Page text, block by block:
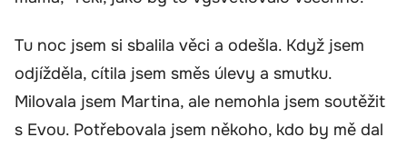
Tu noc jsem si sbalila věci a odešla. Když jsem
odjížděla, cítila jsem směs úlevy a smutku.
Milovala jsem Martina, ale nemohla jsem soutěžit
s Evou. Potřebovala jsem někoho, kdo by mě dal